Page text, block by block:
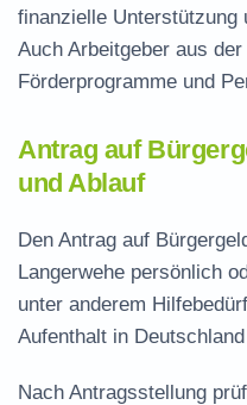
finanzielle Unterstützung
Auch Arbeitgeber aus
Förderprogramme und
Antrag auf
und Ablauf
Den Antrag auf
Langerwehe persönlich
unter anderem
Aufenthalt in
Nach Antragsstellung